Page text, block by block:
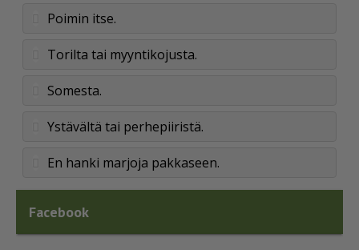
Poimin itse.
Torilta tai myyntikojusta.
Somesta.
Ystävältä tai perhepiiristä.
En hanki marjoja pakkaseen.
Facebook